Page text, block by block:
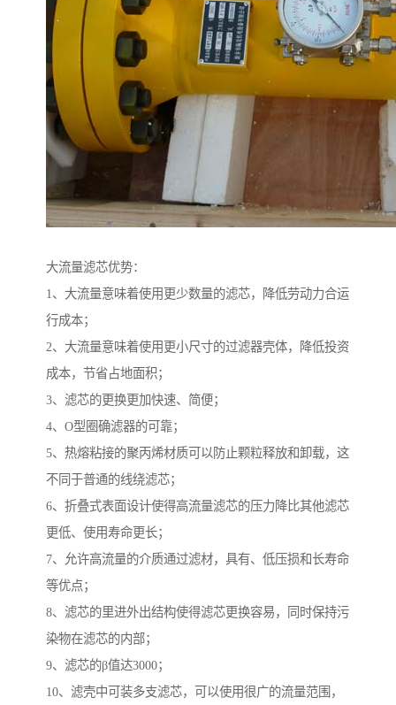
大流量滤芯优势：
1、大流量意味着使用更少数量的滤芯，降低劳动力合运
行成本；
2、大流量意味着使用更小尺寸的过滤器壳体，降低投资
成本，节省占地面积；
3、滤芯的更换更加快速、简便；
4、O型圈确滤器的可靠；
5、热熔粘接的聚丙烯材质可以防止颗粒释放和卸载，这
不同于普通的线绕滤芯；
6、折叠式表面设计使得高流量滤芯的压力降比其他滤芯
更低、使用寿命更长；
7、允许高流量的介质通过滤材，具有、低压损和长寿命
等优点；
8、滤芯的里进外出结构使得滤芯更换容易，同时保持污
染物在滤芯的内部；
9、滤芯的β值达3000；
10、滤壳中可装多支滤芯，可以使用很广的流量范围，